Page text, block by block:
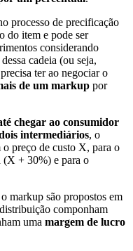
processo de precificação
do item e pode ser
considerando
cadeia (ou seja,
ter ao negociar o
de um markup por
chegar ao consumidor
intermediários, o
preço de custo X, para o
(X + 30%) e para o
markup são propostos em
componham
uma margem de lucro